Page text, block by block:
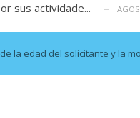
deja la prisión ...
finalizar su mis...
por los terr...
AGOSTO 9, 2026
la edad del solicitante y la